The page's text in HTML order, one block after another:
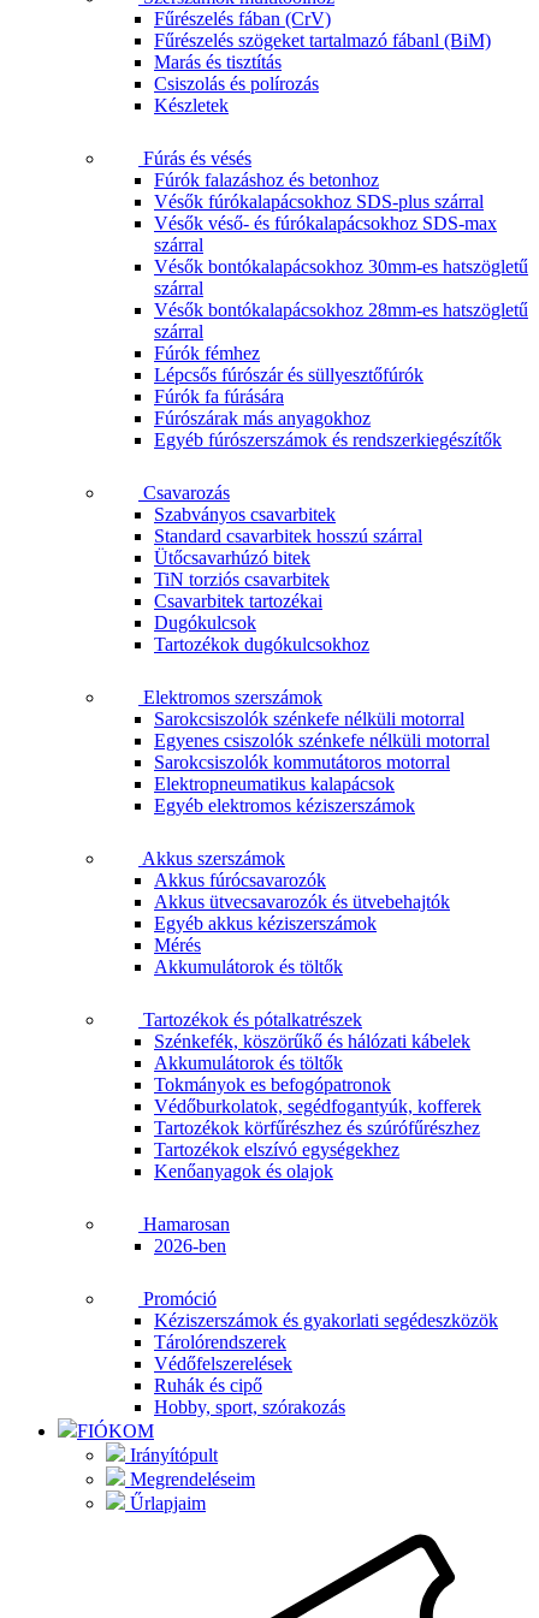
Fűrészelés fában (CrV)
Fűrészelés szögeket tartalmazó fábanl (BiM)
Marás és tisztítás
Csiszolás és polírozás
Készletek
Fúrás és vésés
Fúrók falazáshoz és betonhoz
Vésők fúrókalapácsokhoz SDS-plus szárral
Vésők véső- és fúrókalapácsokhoz SDS-max
szárral
Vésők bontókalapácsokhoz 30mm-es hatszögletű
szárral
Vésők bontókalapácsokhoz 28mm-es hatszögletű
szárral
Fúrók fémhez
Lépcsős fúrószár és süllyesztőfúrók
Fúrók fa fúrására
Fúrószárak más anyagokhoz
Egyéb fúrószerszámok és rendszerkiegészítők
Csavarozás
Szabványos csavarbitek
Standard csavarbitek hosszú szárral
Ütőcsavarhúzó bitek
TiN torziós csavarbitek
Csavarbitek tartozékai
Dugókulcsok
Tartozékok dugókulcsokhoz
Elektromos szerszámok
Sarokcsiszolók szénkefe nélküli motorral
Egyenes csiszolók szénkefe nélküli motorral
Sarokcsiszolók kommutátoros motorral
Elektropneumatikus kalapácsok
Egyéb elektromos kéziszerszámok
Akkus szerszámok
Akkus fúrócsavarozók
Akkus ütvecsavarozók és ütvebehajtók
Egyéb akkus kéziszerszámok
Mérés
Akkumulátorok és töltők
Tartozékok és pótalkatrészek
Szénkefék, köszörűkő és hálózati kábelek
Akkumulátorok és töltők
Tokmányok es befogópatronok
Védőburkolatok, segédfogantyúk, kofferek
Tartozékok körfűrészhez és szúrófűrészhez
Tartozékok elszívó egységekhez
Kenőanyagok és olajok
Hamarosan
2026-ben
Promóció
Kéziszerszámok és gyakorlati segédeszközök
Tárolórendszerek
Védőfelszerelések
Ruhák és cipő
Hobby, sport, szórakozás
FIÓKOM
Irányítópult
Megrendeléseim
Űrlapjaim